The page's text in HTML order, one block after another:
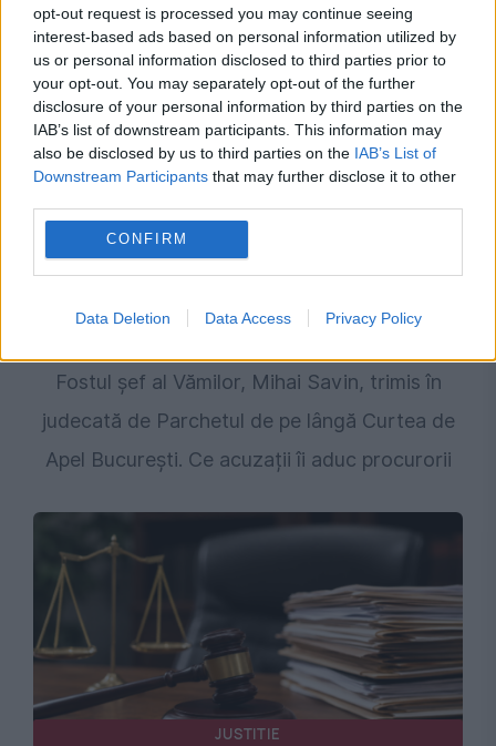
opt-out request is processed you may continue seeing
interest-based ads based on personal information utilized by
us or personal information disclosed to third parties prior to
your opt-out. You may separately opt-out of the further
disclosure of your personal information by third parties on the
IAB’s list of downstream participants. This information may
also be disclosed by us to third parties on the IAB’s List of
Downstream Participants that may further disclose it to other
CONFIRM
Data Deletion Data Access Privacy Policy
menținerea centralelor pe cărbune. Critici la
adresa lui Bolojan
Fostul șef al Vămilor, Mihai Savin, trimis în
judecată de Parchetul de pe lângă Curtea de
Apel București. Ce acuzații îi aduc procurorii
JUSTITIE